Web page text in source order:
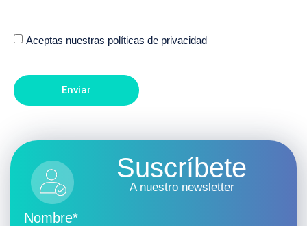
Aceptas nuestras políticas de privacidad
Enviar
Suscríbete
A nuestro newsletter
Nombre*